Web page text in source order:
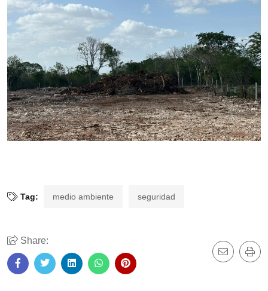
Tag: medio ambiente seguridad
Share: